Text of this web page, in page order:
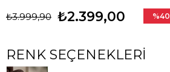
₺3.999,90 ₺2.399,00 %40
RENK SEÇENEKLERI